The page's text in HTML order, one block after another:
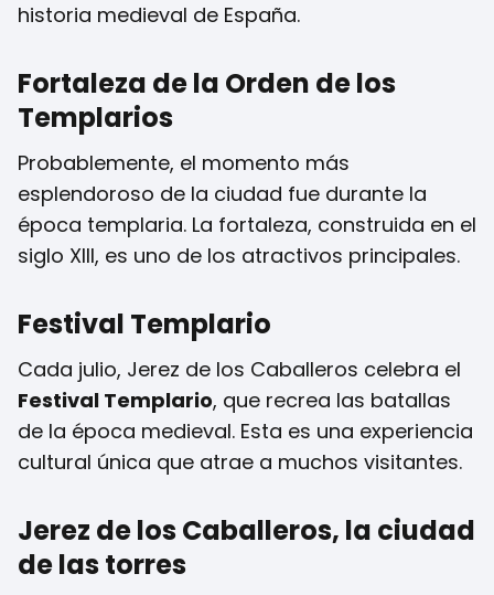
historia medieval de España.
Fortaleza de la Orden de los
Templarios
Probablemente, el momento más
esplendoroso de la ciudad fue durante la
época templaria. La fortaleza, construida en el
siglo XIII, es uno de los atractivos principales.
Festival Templario
Cada julio, Jerez de los Caballeros celebra el
Festival Templario, que recrea las batallas
de la época medieval. Esta es una experiencia
cultural única que atrae a muchos visitantes.
Jerez de los Caballeros, la ciudad
de las torres